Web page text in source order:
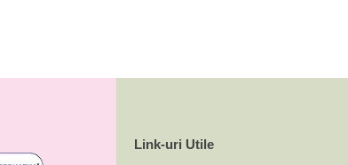
Link-uri Utile